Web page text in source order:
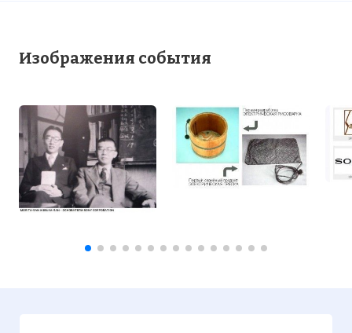
Изображения события
Вернуться в статью: В Токио основана